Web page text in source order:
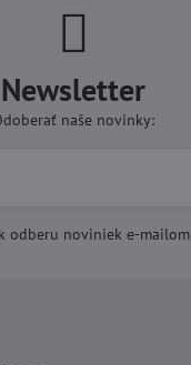
Newsletter
naše novinky:
odberu noviniek e-mailom